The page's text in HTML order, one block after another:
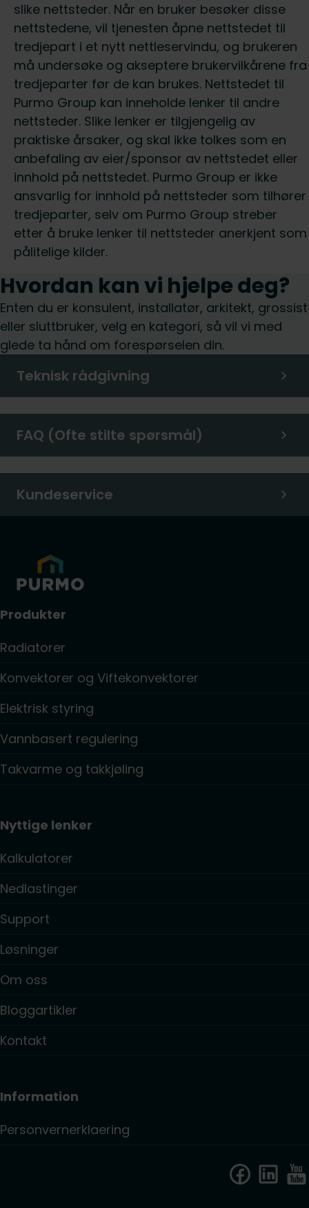
slike nettsteder. Når en bruker besøker disse
nettstedene, vil tjenesten åpne nettstedet til
tredjepart i et nytt nettleservindu, og brukeren
må undersøke og akseptere brukervilkårene fra
tredjeparter før de kan brukes. Nettstedet til
Purmo Group kan inneholde lenker til andre
nettsteder. Slike lenker er tilgjengelig av
praktiske årsaker, og skal ikke tolkes som en
anbefaling av eier/sponsor av nettstedet eller
innhold på nettstedet. Purmo Group er ikke
ansvarlig for innhold på nettsteder som tilhører
tredjeparter, selv om Purmo Group streber
etter å bruke lenker til nettsteder anerkjent som
pålitelige kilder.
Hvordan kan vi hjelpe deg?
Enten du er konsulent, installatør, arkitekt, grossist
eller sluttbruker, velg en kategori, så vil vi med
glede ta hånd om forespørselen din.
Teknisk rådgivning
FAQ (Ofte stilte spørsmål)
Kundeservice
Produkter
Radiatorer
Konvektorer og Viftekonvektorer
Elektrisk styring
Vannbasert regulering
Takvarme og takkjøling
Nyttige lenker
Kalkulatorer
Nedlastinger
Support
Løsninger
Om oss
Bloggartikler
Kontakt
Information
Personvernerklaering